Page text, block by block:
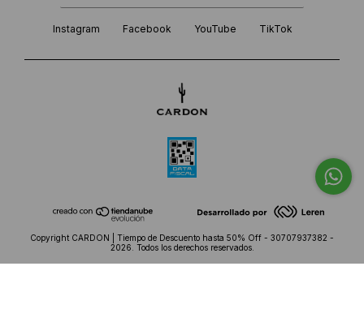
Instagram Facebook YouTube TikTok
Copyright CARDON | Tiempo de Descuento hasta 50% Off - 30707937382 -
2026. Todos los derechos reservados.